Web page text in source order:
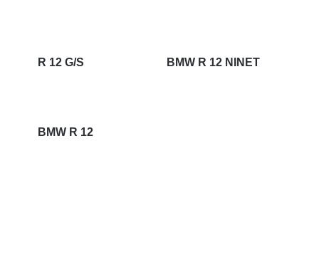
R 12 G/S BMW R 12 NINET
BMW R 12